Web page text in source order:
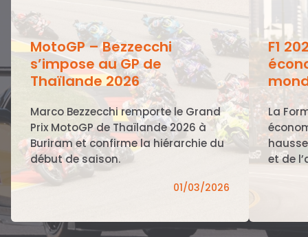
MotoGP – Bezzecchi
s’impose au GP de
Thaïlande 2026
Marco Bezzecchi remporte le Grand
Prix MotoGP de Thaïlande 2026 à
Buriram et confirme la hiérarchie du
début de saison.
01/03/2026
F1
La
et de